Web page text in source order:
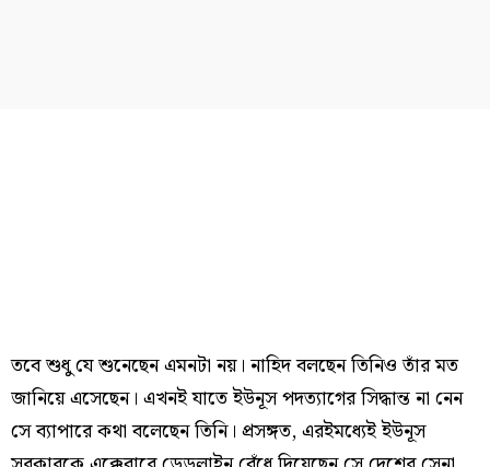
তবে শুধু যে শুনেছেন এমনটা নয়। নাহিদ বলছেন তিনিও তাঁর মত
জানিয়ে এসেছেন। এখনই যাতে ইউনূস পদত্যাগের সিদ্ধান্ত না নেন
সে ব্যাপারে কথা বলেছেন তিনি। প্রসঙ্গত, এরইমধ্যেই ইউনূস